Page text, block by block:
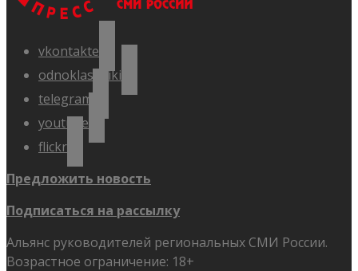
vkontakte
odnoklassniki
telegram
youtube
flickr
Предложить новость
Подписаться на рассылку
Альянс руководителей региональных СМИ России.
Возрастное ограничение: 18+